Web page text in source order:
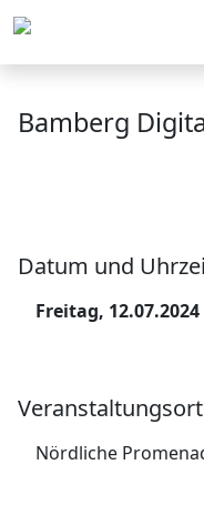
Bamberg
Datum und
Freitag, 12.07.2024
Veranstaltungsort
Nördliche